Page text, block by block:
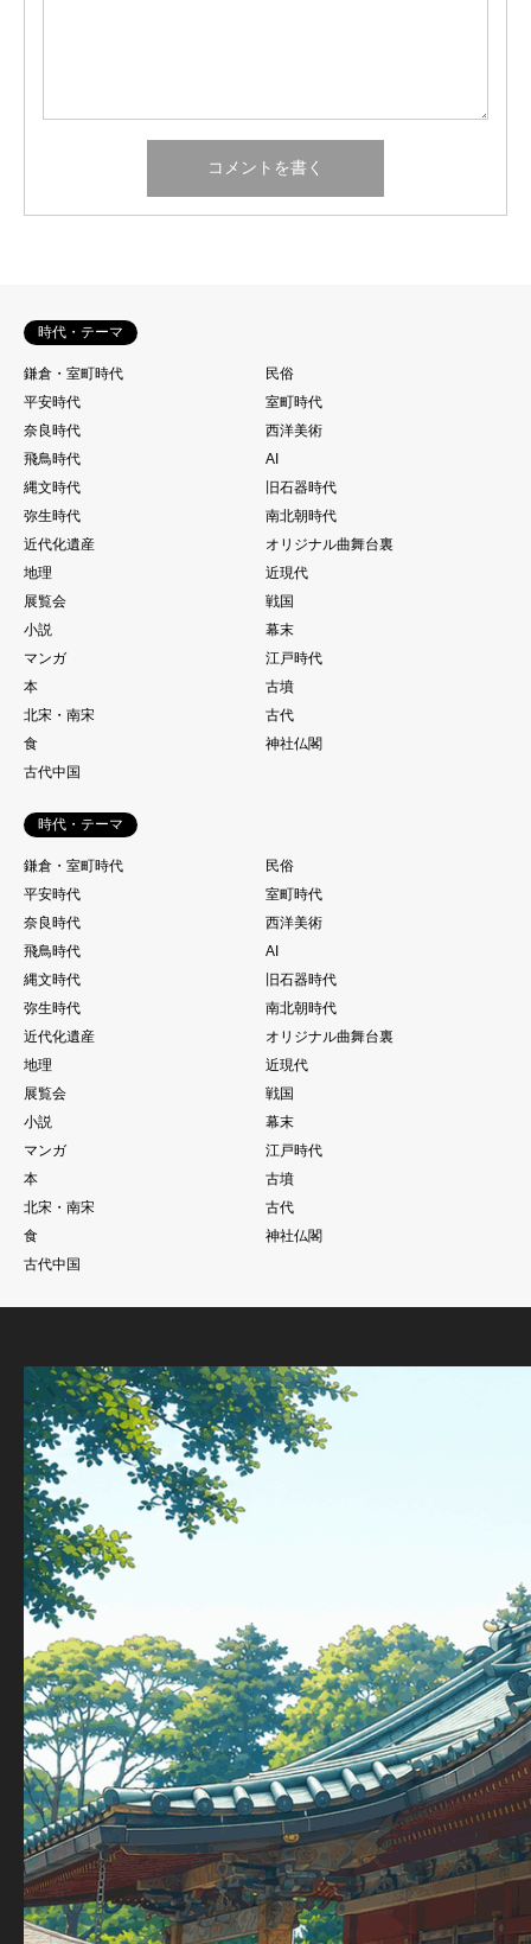
時代・テーマ
鎌倉・室町時代
民俗
平安時代
室町時代
奈良時代
西洋美術
飛鳥時代
AI
縄文時代
旧石器時代
弥生時代
南北朝時代
近代化遺産
オリジナル曲舞台裏
地理
近現代
展覧会
戦国
小説
幕末
マンガ
江戸時代
本
古墳
北宋・南宋
古代
食
神社仏閣
古代中国
時代・テーマ
鎌倉・室町時代
民俗
平安時代
室町時代
奈良時代
西洋美術
飛鳥時代
AI
縄文時代
旧石器時代
弥生時代
南北朝時代
近代化遺産
オリジナル曲舞台裏
地理
近現代
展覧会
戦国
小説
幕末
マンガ
江戸時代
本
古墳
北宋・南宋
古代
食
神社仏閣
古代中国